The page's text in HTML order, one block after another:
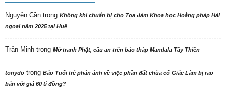
Nguyên Cần trong Không khí chuẩn bị cho Tọa đàm Khoa học Hoằng pháp Hải
ngoại năm 2025 tại Huế
Trần Minh trong Mở tranh Phật, cầu an trên bảo tháp Mandala Tây Thiên
tonydo trong Báo Tuổi trẻ phản ảnh về việc phần đất chùa cổ Giác Lâm bị rao
bán với giá 60 tỉ đồng?